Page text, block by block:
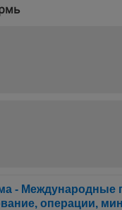
- Международные
операции,